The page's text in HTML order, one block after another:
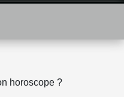
horoscope ?